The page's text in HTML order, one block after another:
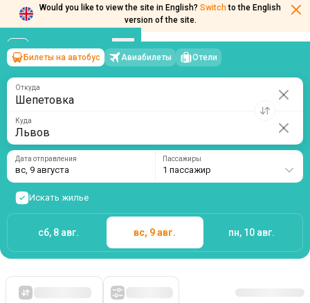
Would you like to view the site in English? Switch to the English
version of the site.
Шепетовка→Львов
вс, 9 августа/1 пассажир
Билеты на автобус Авиабилеты Отели
Откуда
Куда
Дата отправления
вс, 9 августа
Пассажиры
1 пассажир
Искать жилье
сб, 8 авг. вс, 9 авг. пн, 10 авг.